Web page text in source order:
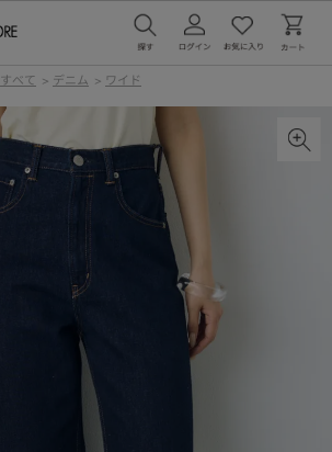
すべて > デニム > ワイド